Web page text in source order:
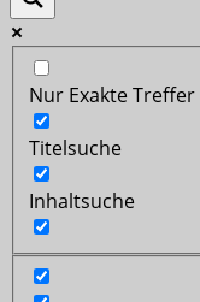
Nur Exakte Treffer
Titelsuche
Inhaltsuche